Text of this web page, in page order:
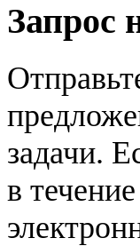
Запрос
задачи.
в